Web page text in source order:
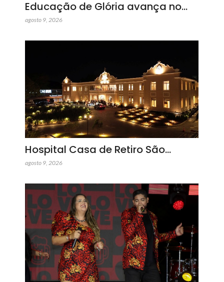
Educação de Glória avança no…
agosto 9, 2026
Hospital Casa de Retiro São…
agosto 9, 2026